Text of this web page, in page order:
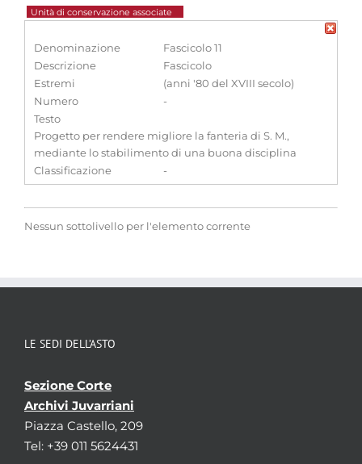
Unità di conservazione associate
Denominazione
Fascicolo 11
Descrizione
Fascicolo
Estremi
(anni '80 del XVIII secolo)
Numero
-
Testo
Progetto per rendere migliore la fanteria di S. M.,
mediante lo stabilimento di una buona disciplina
Classificazione
-
Nessun sottolivello per l'elemento corrente
LE SEDI DELL’ASTO
Sezione Corte
Archivi Juvarriani
Piazza Castello, 209
Tel: +39 011 5624431